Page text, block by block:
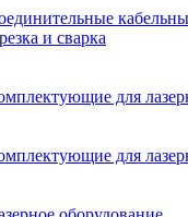
и сварка
для
для